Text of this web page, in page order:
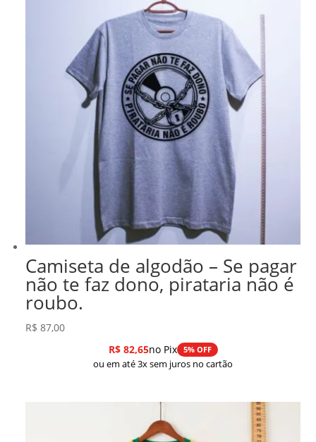
Camiseta de algodão – Se pagar
não te faz dono, pirataria não é
roubo.
R$ 87,00
R$82,65no Pix 5% OFF
ou em até 3x sem juros no cartão